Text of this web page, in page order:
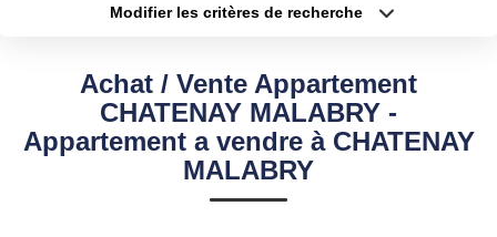
LOUER
NOTRE AGENCE
Modifier les critères de recherche
Sélectionnez...
Type de bien
Surface min
Budget max
Achat / Vente Appartement
CHATENAY MALABRY -
Appartement a vendre à CHATENAY
MALABRY